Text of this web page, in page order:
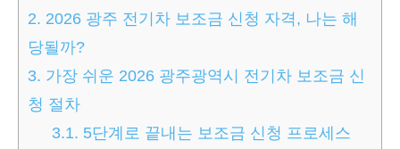
2. 2026 광주 전기차 보조금 신청 자격, 나는 해
당될까?
3. 가장 쉬운 2026 광주광역시 전기차 보조금 신
청 절차
3.1. 5단계로 끝내는 보조금 신청 프로세스